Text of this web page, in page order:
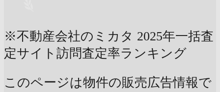
※不動産会社のミカタ 2025年一括査
定サイト訪問査定率ランキング
このページは物件の販売広告情報で